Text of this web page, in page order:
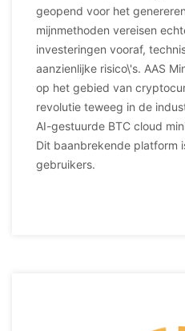
geopend voor het
mijnmethoden vereisen
investeringen vooraf,
aanzienlijke risico\'s. AAS
op het gebied van
revolutie teweeg in de
AI-gestuurde BTC cloud
Dit baanbrekende platform
gebruikers.